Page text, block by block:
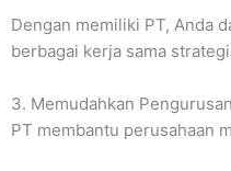
Dengan memiliki PT, Anda
berbagai kerja sama
3. Memudahkan
PT membantu perusahaan